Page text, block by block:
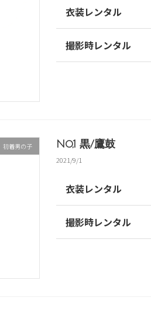
衣装レンタル
撮影時レンタル
初着男の子 No,1 黒/鷹鼓
2021/9/1
衣装レンタル
撮影時レンタル